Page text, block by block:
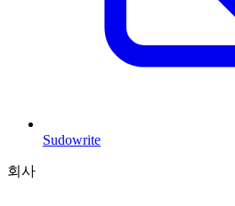
Sudowrite
회사